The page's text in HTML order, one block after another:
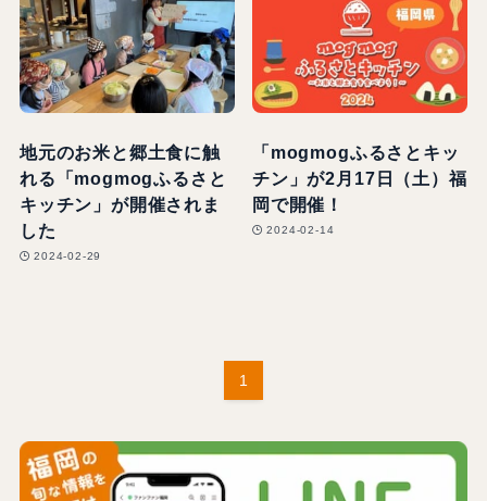
地元のお米と郷土食に触
れる「mogmogふるさと
キッチン」が開催されま
した
2024-02-29
「mogmogふるさとキッ
チン」が2月17日（土）福
岡で開催！
2024-02-14
1